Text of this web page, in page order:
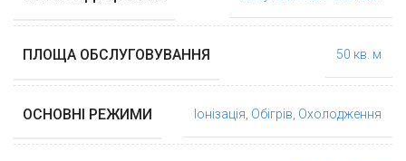
ПЛОЩА ОБСЛУГОВУВАННЯ 50 кв. м
ОСНОВНІ РЕЖИМИ Іонізація Обігрів Охолодження